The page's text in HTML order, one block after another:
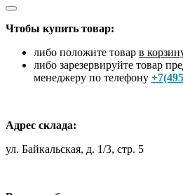
Чтобы купить товар:
либо положите товар в
либо зарезервируйте товар
менеджеру по телефону
Адрес склада:
ул. Байкальская, д. 1/3, стр. 5